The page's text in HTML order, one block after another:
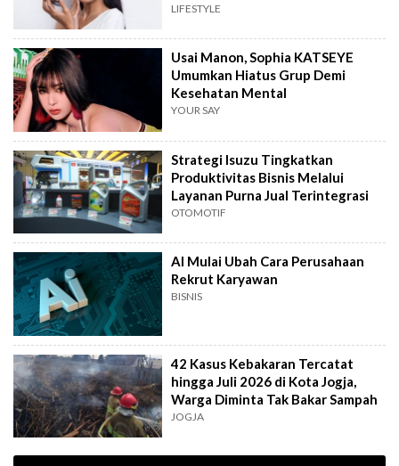
LIFESTYLE
Usai Manon, Sophia KATSEYE
Umumkan Hiatus Grup Demi
Kesehatan Mental
YOUR SAY
Strategi Isuzu Tingkatkan
Produktivitas Bisnis Melalui
Layanan Purna Jual Terintegrasi
OTOMOTIF
AI Mulai Ubah Cara Perusahaan
Rekrut Karyawan
BISNIS
42 Kasus Kebakaran Tercatat
hingga Juli 2026 di Kota Jogja,
Warga Diminta Tak Bakar Sampah
JOGJA